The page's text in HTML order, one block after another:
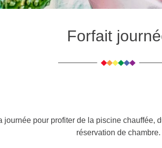
Forfait
pour profiter de la piscine chauffée,
réservation de chambre.